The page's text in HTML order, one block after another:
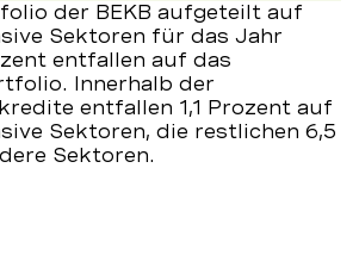
der BEKB aufgeteilt auf
Sektoren für das Jahr
entfallen auf das
Innerhalb der
entfallen 1,1 Prozent auf
Sektoren, die restlichen 6,5
Sektoren.